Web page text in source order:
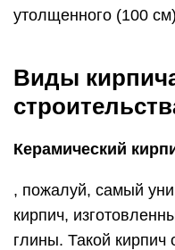
утолщенного (100
Виды
Керамический
, пожалуй, самый
кирпич,
глины. Такой кирпич